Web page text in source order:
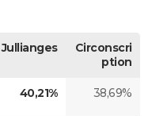
Jullianges
Circonscri
ption
40,21% 38,69%